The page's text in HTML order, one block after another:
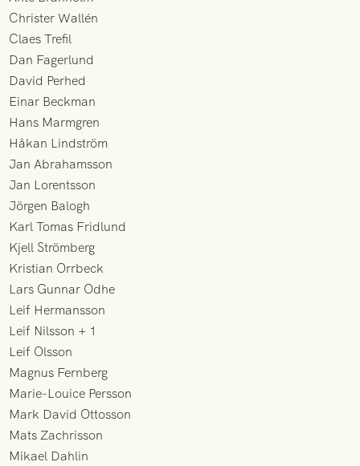
Christer Wallén
Claes Trefil
Dan Fagerlund
David Perhed
Einar Beckman
Hans Marmgren
Håkan Lindström
Jan Abrahamsson
Jan Lorentsson
Jörgen Balogh
Karl Tomas Fridlund
Kjell Strömberg
Kristian Orrbeck
Lars Gunnar Odhe
Leif Hermansson
Leif Nilsson + 1
Leif Olsson
Magnus Fernberg
Marie-Louice Persson
Mark David Ottosson
Mats Zachrisson
Mikael Dahlin